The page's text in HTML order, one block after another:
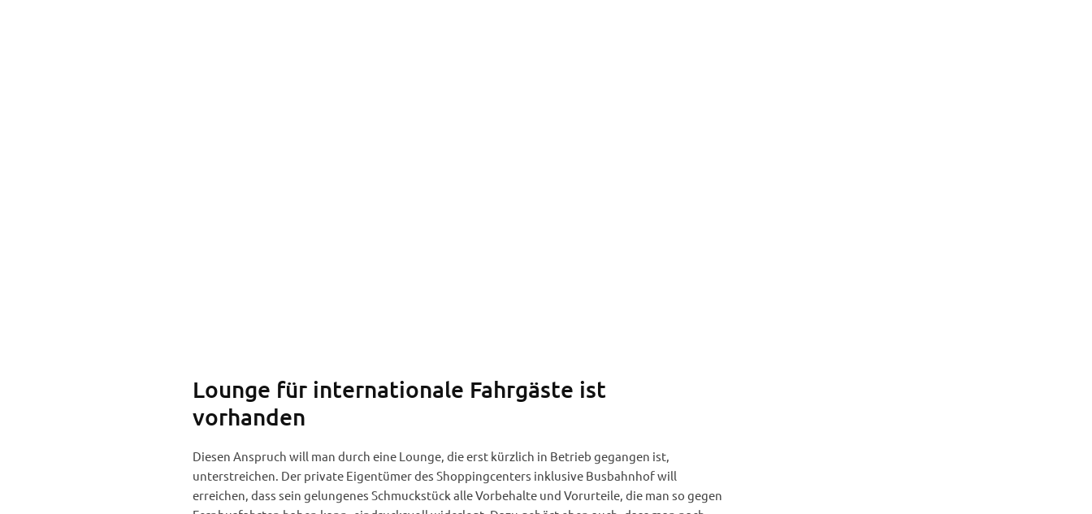
Lounge für internationale Fahrgäste ist
vorhanden
Diesen Anspruch will man durch eine Lounge, die erst kürzlich in Betrieb gegangen ist,
unterstreichen. Der private Eigentümer des Shoppingcenters inklusive Busbahnhof will
erreichen, dass sein gelungenes Schmuckstück alle Vorbehalte und Vorurteile, die man so gegen